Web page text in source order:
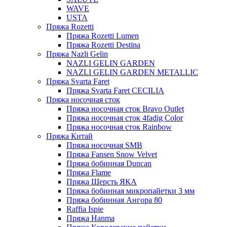
WAVE
USTA
Пряжа Rozetti
Пряжа Rozetti Lumen
Пряжа Rozetti Destina
Пряжа Nazli Gelin
NAZLI GELIN GARDEN
NAZLI GELIN GARDEN METALLIC
Пряжа Svarta Faret
Пряжа Svarta Faret CECILIA
Пряжа носочная сток
Пряжа носочная сток Bravo Outlet
Пряжа носочная сток 4fadig Color
Пряжа носочная сток Rainbow
Пряжа Китай
Пряжа носочная SMB
Пряжа Fansen Snow Velvet
Пряжа бобинная Duncan
Пряжа Flame
Пряжа Шерсть ЯКА
Пряжа бобинная микропайетки 3 мм
Пряжа бобинная Ангора 80
Raffia Ispie
Пряжа Hanma